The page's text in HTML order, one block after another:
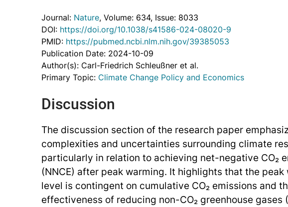
Journal: Nature, Volume: 634, Issue: 8033
DOI: https://doi.org/10.1038/s41586-024-08020-9
PMID: https://pubmed.ncbi.nlm.nih.gov/39385053
Publication Date: 2024-10-09
Author(s): Carl-Friedrich Schleußner et al.
Primary Topic: Climate Change Policy and Economics
Discussion
The discussion section of the research paper
complexities and uncertainties surrounding climate
particularly in relation to achieving net-negative CO₂
(NNCE) after peak warming. It highlights that the peak
level is contingent on cumulative CO₂ emissions and
effectiveness of reducing non-CO₂ greenhouse gases